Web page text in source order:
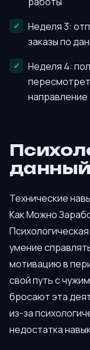
Неделя 3:
заказы по
Неделя 4:
направление
Технические
Как Можно
умение
мотивацию в
свой путь с
бросают эта
из-за
недостатка